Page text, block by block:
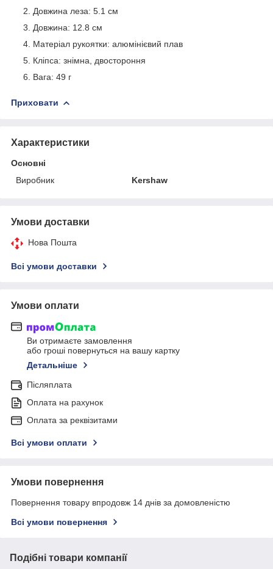
Довжина леза: 5.1 см
Довжина: 12.8 см
Матеріал рукоятки: алюмінієвий плав
Кліпса: знімна, двостороння
Вага: 49 г
Приховати
Характеристики
Основні
Виробник
Kershaw
Умови доставки
Нова Пошта
Всі умови доставки
Умови оплати
Ви отримаєте замовлення
або гроші повернуться на вашу картку
Детальніше
Післяплата
Оплата на рахунок
Оплата за реквізитами
Всі умови оплати
Умови повернення
Повернення товару впродовж 14 днів за домовленістю
Всі умови повернення
Подібні товари компанії